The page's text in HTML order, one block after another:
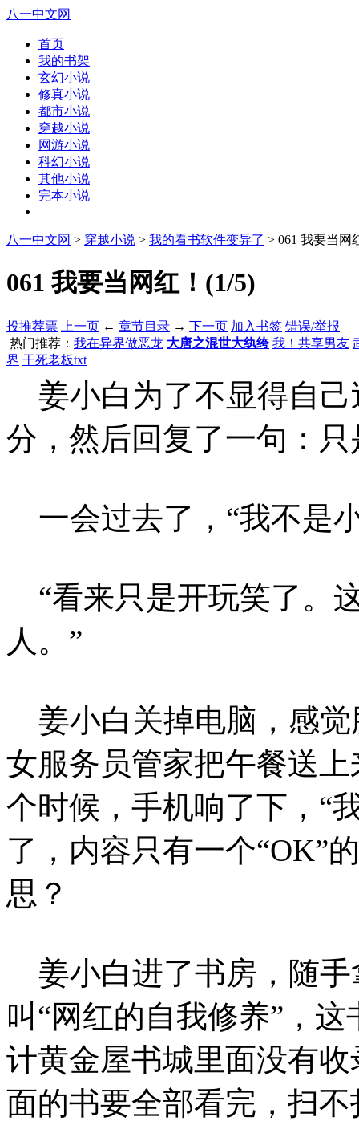
八一中文网
首页
我的书架
玄幻小说
修真小说
都市小说
穿越小说
网游小说
科幻小说
其他小说
完本小说
八一中文网 > 穿越小说 > 我的看书软件变异了 > 061 我要当网
061 我要当网红！(1/5)
投推荐票 上一页 ← 章节目录 → 下一页 加入书签 错误/举报
热门推荐： 我在异界做恶龙 大唐之混世大纨绔 我！共享男友
界 干死老板txt
姜小白为了不显得自己
分，然后回复了一句：
一会过去了，“我不是
“看来只是开玩笑了。
人。”
姜小白关掉电脑，感觉
女服务员管家把午餐送
个时候，手机响了下，“
了，内容只有一个“OK”
思？
姜小白进了书房，随手
叫“网红的自我修养”，
计黄金屋书城里面没有
面的书要全部看完，扫